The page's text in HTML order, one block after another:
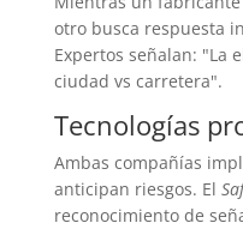
otro busca respuesta
Expertos señalan: "La
ciudad vs carretera".
Tecnologías
Ambas compañías
anticipan riesgos. El
reconocimiento de